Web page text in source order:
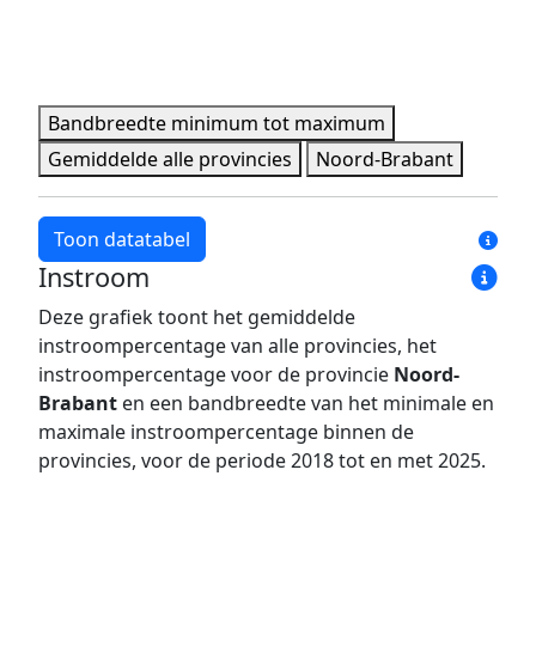
Bandbreedte minimum tot maximum
Gemiddelde alle provincies
Noord-Brabant
Toon datatabel
Jaar Bandbreedte minimum
Bandbreedte
2018 7,8%
34,1%
2019 7,2%
32,0%
2020 5,7%
34,6%
2021 7,0%
33,5%
5,3%
Instroom
Deze grafiek toont het gemiddelde
instroompercentage van alle provincies, het
instroompercentage voor de provincie Noord-
Brabant en een bandbreedte van het minimale en
maximale instroompercentage binnen de
provincies, voor de periode 2018 tot en met 2025.